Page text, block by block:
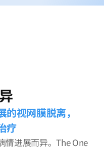
视网膜脱离，
疗
情进展而异。The One